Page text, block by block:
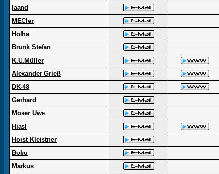
laand
MECler
Holha
Brunk Stefan
K.U.Müller
Alexander Grieß
DK-48
Gerhard
Moser Uwe
Hiasl
Horst Kleistner
Bobu
Markus